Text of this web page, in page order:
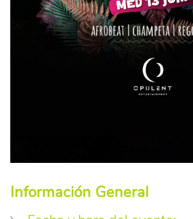
Información General